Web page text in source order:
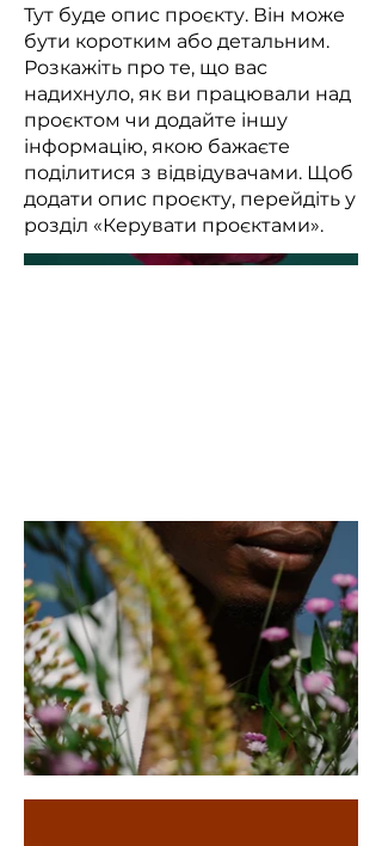
Тут буде опис проєкту. Він може
бути коротким або детальним.
Розкажіть про те, що вас
надихнуло, як ви працювали над
проєктом чи додайте іншу
інформацію, якою бажаєте
поділитися з відвідувачами. Щоб
додати опис проєкту, перейдіть у
розділ «Керувати проєктами».